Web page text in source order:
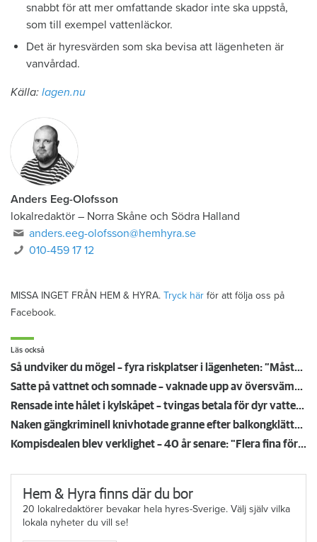
snabbt för att mer omfattande skador inte ska uppstå,
som till exempel vattenläckor.
Det är hyresvärden som ska bevisa att lägenheten är
vanvårdad.
Källa: lagen.nu
Anders Eeg-Olofsson
lokalredaktör – Norra Skåne och Södra Halland
anders.eeg-olofsson@hemhyra.se
010-459 17 12
MISSA INGET FRÅN HEM & HYRA. Tryck här för att följa oss på
Facebook.
Läs också
Så undviker du mögel – fyra riskplatser i lägenheten: ”Måste städa bort”
Satte på vattnet och somnade – vaknade upp av översvämning hos grannen
Rensade inte hålet i kylskåpet – tvingas betala för dyr vattenskada
Naken gängkriminell knivhotade granne efter balkongklättring
Kompisdealen blev verklighet – 40 år senare: "Flera fina fördelar med att dela bostad"
Hem & Hyra finns där du bor
20 lokalredaktörer bevakar hela hyres-Sverige. Välj själv vilka
lokala nyheter du vill se!